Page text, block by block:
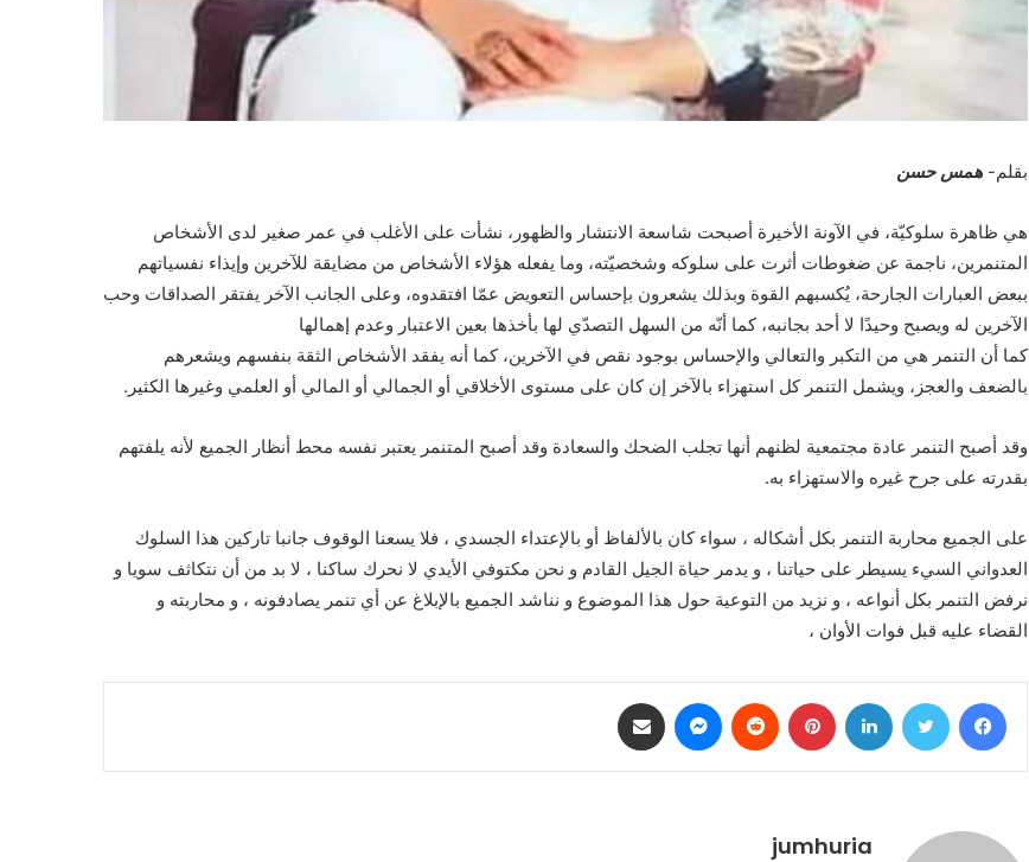
بقلم- همس حسن
هي ظاهرة سلوكيّة، في الآونة الأخيرة أصبحت شاسعة الانتشار والظهور، نشأت على الأغلب في عمر صغير لدى الأشخاص
المتنمرين، ناجمة عن ضغوطات أثرت على سلوكه وشخصيّته، وما يفعله هؤلاء الأشخاص من مضايقة للآخرين وإيذاء نفسياتهم
ببعض العبارات الجارحة، يُكسبهم القوة وبذلك يشعرون بإحساس التعويض عمّا افتقدوه، وعلى الجانب الآخر يفتقر الصداقات وحب
الآخرين له ويصبح وحيدًا لا أحد بجانبه، كما أنّه من السهل التصدّي لها بأخذها بعين الاعتبار وعدم إهمالها
كما أن التنمر هي من التكبر والتعالي والإحساس بوجود نقص في الآخرين، كما أنه يفقد الأشخاص الثقة بنفسهم ويشعرهم
بالضعف والعجز، ويشمل التنمر كل استهزاء بالآخر إن كان على مستوى الأخلاقي أو الجمالي أو المالي أو العلمي وغيرها الكثير.
وقد أصبح التنمر عادة مجتمعية لظنهم أنها تجلب الضحك والسعادة وقد أصبح المتنمر يعتبر نفسه محط أنظار الجميع لأنه يلفتهم
بقدرته على جرح غيره والاستهزاء به.
على الجميع محاربة التنمر بكل أشكاله ، سواء كان بالألفاظ أو بالإعتداء الجسدي ، فلا يسعنا الوقوف جانبا تاركين هذا السلوك
العدواني السيء يسيطر على حياتنا ، و يدمر حياة الجيل القادم و نحن مكتوفي الأيدي لا نحرك ساكنا ، لا بد من أن نتكاثف سويا و
نرفض التنمر بكل أنواعه ، و نزيد من التوعية حول هذا الموضوع و نناشد الجميع بالإبلاغ عن أي تنمر يصادفونه ، و محاربته و
القضاء عليه قبل فوات الأوان ،
فيسبوك تويتر لينكدإن بينتيريست ماسنجر
jumhuria